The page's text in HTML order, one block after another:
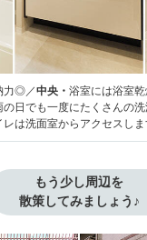
力◎／中央・ 浴室には浴室
日でも一度にたくさんの
レは洗面室からアクセスしま
もう少し周辺を
散策してみましょう♪